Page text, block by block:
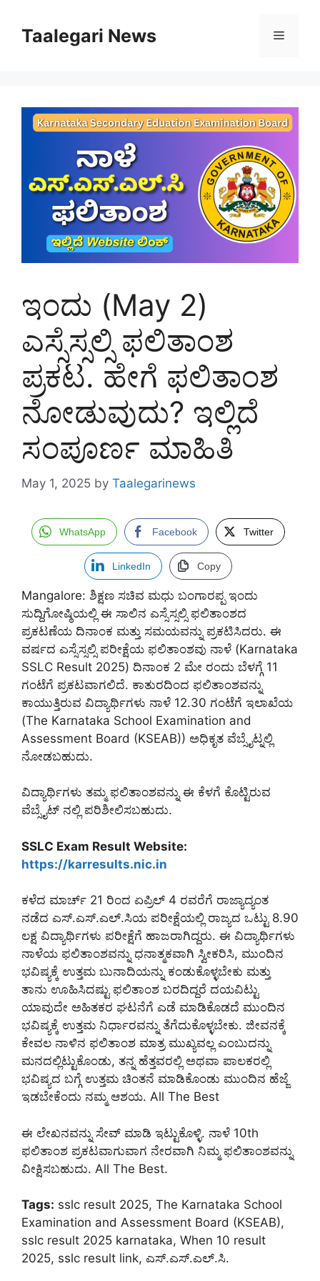
contentTaalegari News Menu
ಇಂದು (May 2)
ಎಸ್ಸೆಸ್ಸಲ್ಸಿ ಫಲಿತಾಂಶ
ಪ್ರಕಟ. ಹೇಗೆ ಫಲಿತಾಂಶ
ನೋಡುವುದು? ಇಲ್ಲಿದೆ
ಸಂಪೂರ್ಣ ಮಾಹಿತಿ
May 1, 2025 by Taalegarinews
WhatsApp Facebook Twitter
LinkedIn Copy
Mangalore: ಶಿಕ್ಷಣ ಸಚಿವ ಮಧು ಬಂಗಾರಪ್ಪ ಇಂದು
ಸುದ್ದಿಗೋಷ್ಠಿಯಲ್ಲಿ ಈ ಸಾಲಿನ ಎಸ್ಸೆಸ್ಸಲ್ಸಿ ಫಲಿತಾಂಶದ
ಪ್ರಕಟಣೆಯ ದಿನಾಂಕ ಮತ್ತು ಸಮಯವನ್ನು ಪ್ರಕಟಿಸಿದರು. ಈ
ವರ್ಷದ ಎಸ್ಸೆಸ್ಸಲ್ಸಿ ಪರೀಕ್ಷೆಯ ಫಲಿತಾಂಶವು ನಾಳೆ (Karnataka
SSLC Result 2025) ದಿನಾಂಕ 2 ಮೇ ರಂದು ಬೆಳಗ್ಗೆ 11
ಗಂಟೆಗೆ ಪ್ರಕಟವಾಗಲಿದೆ. ಕಾತುರದಿಂದ ಫಲಿತಾಂಶವನ್ನು
ಕಾಯುತ್ತಿರುವ ವಿದ್ಯಾರ್ಥಿಗಳು ನಾಳೆ 12.30 ಗಂಟೆಗೆ ಇಲಾಖೆಯ
(The Karnataka School Examination and
Assessment Board (KSEAB)) ಅಧಿಕೃತ ವೆಬ್ಸೈಟ್ನಲ್ಲಿ
ನೋಡಬಹುದು.
ವಿದ್ಯಾರ್ಥಿಗಳು ತಮ್ಮ ಫಲಿತಾಂಶವನ್ನು ಈ ಕೆಳಗೆ ಕೊಟ್ಟಿರುವ
ವೆಬ್ಸೈಟ್ ನಲ್ಲಿ ಪರಿಶೀಲಿಸಬಹುದು.
SSLC Exam Result Website:
https://karresults.nic.in
ಕಳೆದ ಮಾರ್ಚ್ 21 ರಿಂದ ಏಪ್ರಿಲ್ 4 ರವರೆಗೆ ರಾಜ್ಯಾದ್ಯಂತ
ನಡೆದ ಎಸ್.ಎಸ್.ಎಲ್.ಸಿಯ ಪರೀಕ್ಷೆಯಲ್ಲಿ ರಾಜ್ಯದ ಒಟ್ಟು 8.90
ಲಕ್ಷ ವಿದ್ಯಾರ್ಥಿಗಳು ಪರೀಕ್ಷೆಗೆ ಹಾಜರಾಗಿದ್ದರು. ಈ ವಿದ್ಯಾರ್ಥಿಗಳು
ನಾಳೆಯ ಫಲಿತಾಂಶವನ್ನು ಧನಾತ್ಮಕವಾಗಿ ಸ್ವೀಕರಿಸಿ, ಮುಂದಿನ
ಭವಿಷ್ಯಕ್ಕೆ ಉತ್ತಮ ಬುನಾದಿಯನ್ನು ಕಂಡುಕೊಳ್ಳಬೇಕು ಮತ್ತು
ತಾನು ಊಹಿಸಿದಷ್ಟು ಫಲಿತಾಂಶ ಬರದಿದ್ದರೆ ದಯವಿಟ್ಟು
ಯಾವುದೇ ಅಹಿತಕರ ಘಟನೆಗೆ ಎಡೆ ಮಾಡಿಕೊಡದೆ ಮುಂದಿನ
ಭವಿಷ್ಯಕ್ಕೆ ಉತ್ತಮ ನಿರ್ಧಾರವನ್ನು ತೆಗೆದುಕೊಳ್ಳಬೇಕು. ಜೀವನಕ್ಕೆ
ಕೇವಲ ನಾಳಿನ ಫಲಿತಾಂಶ ಮಾತ್ರ ಮುಖ್ಯವಲ್ಲ ಎಂಬುದನ್ನು
ಮನದಲ್ಲಿಟ್ಟುಕೊಂಡು, ತನ್ನ ಹೆತ್ತವರಲ್ಲಿ ಅಥವಾ ಪಾಲಕರಲ್ಲಿ
ಭವಿಷ್ಯದ ಬಗ್ಗೆ ಉತ್ತಮ ಚಿಂತನೆ ಮಾಡಿಕೊಂಡು ಮುಂದಿನ ಹೆಜ್ಜೆ
ಇಡಬೇಕೆಂದು ನಮ್ಮ ಆಶಯ. All The Best
ಈ ಲೇಖನವನ್ನು ಸೇವ್ ಮಾಡಿ ಇಟ್ಟುಕೊಳ್ಳಿ. ನಾಳೆ 10th
ಫಲಿತಾಂಶ ಪ್ರಕಟವಾಗುವಾಗ ನೇರವಾಗಿ ನಿಮ್ಮ ಫಲಿತಾಂಶವನ್ನು
ವೀಕ್ಷಿಸಬಹುದು. All The Best.
Tags: sslc result 2025, The Karnataka School
Examination and Assessment Board (KSEAB),
sslc result 2025 karnataka, When 10 result
2025, sslc result link, ಎಸ್.ಎಸ್.ಎಲ್.ಸಿ.